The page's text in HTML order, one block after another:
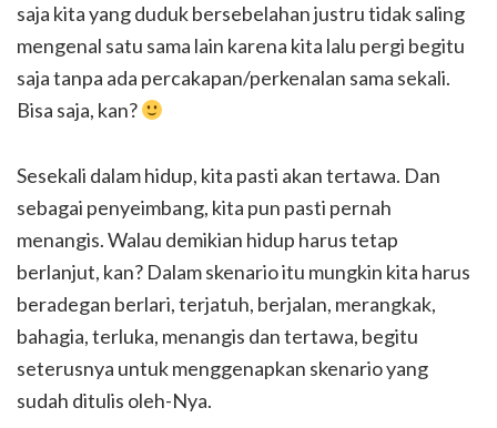
saja kita yang duduk bersebelahan justru tidak saling
mengenal satu sama lain karena kita lalu pergi begitu
saja tanpa ada percakapan/perkenalan sama sekali.
Bisa saja, kan?
Sesekali dalam hidup, kita pasti akan tertawa. Dan
sebagai penyeimbang, kita pun pasti pernah
menangis. Walau demikian hidup harus tetap
berlanjut, kan? Dalam skenario itu mungkin kita harus
beradegan berlari, terjatuh, berjalan, merangkak,
bahagia, terluka, menangis dan tertawa, begitu
seterusnya untuk menggenapkan skenario yang
sudah ditulis oleh-Nya.